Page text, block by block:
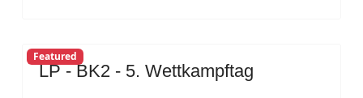
Featured
LP - BK2 - 5. Wettkampftag